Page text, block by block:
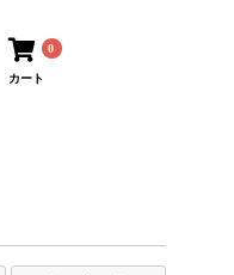
0
カート